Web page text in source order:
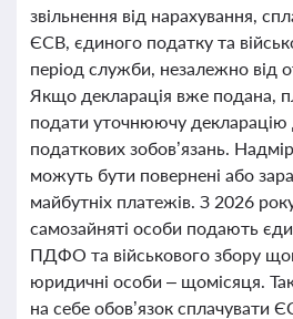
звільнення від нарахування,
ЄСВ, єдиного податку та
період служби, незалежно від
Якщо декларація вже подана,
подати уточнюючу
податкових зобов’язань.
можуть бути повернені або
майбутніх платежів. З 2026
самозайняті особи подають
ПДФО та військового збору
юридичні особи – щомісяця.
на себе обов’язок сплачувати